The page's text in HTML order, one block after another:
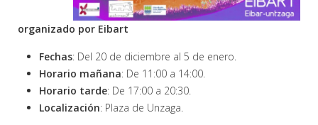
organizado por Eibart
Fechas: Del 20 de diciembre al 5 de enero.
Horario mañana: De 11:00 a 14:00.
Horario tarde: De 17:00 a 20:30.
Localización: Plaza de Unzaga.